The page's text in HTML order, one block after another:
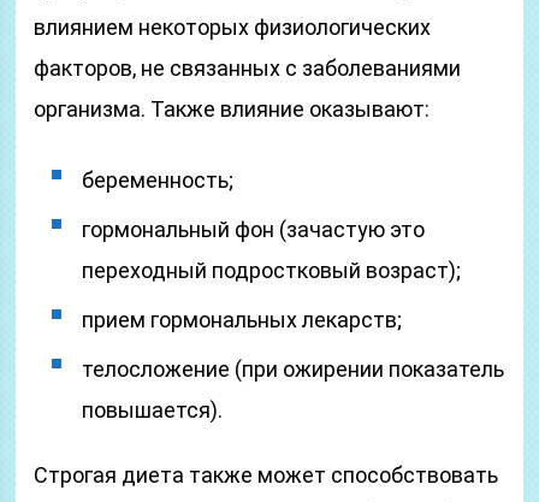
влиянием некоторых физиологических
факторов, не связанных с заболеваниями
организма. Также влияние оказывают:
беременность;
гормональный фон (зачастую это
переходный подростковый возраст);
прием гормональных лекарств;
телосложение (при ожирении показатель
повышается).
Строгая диета также может способствовать